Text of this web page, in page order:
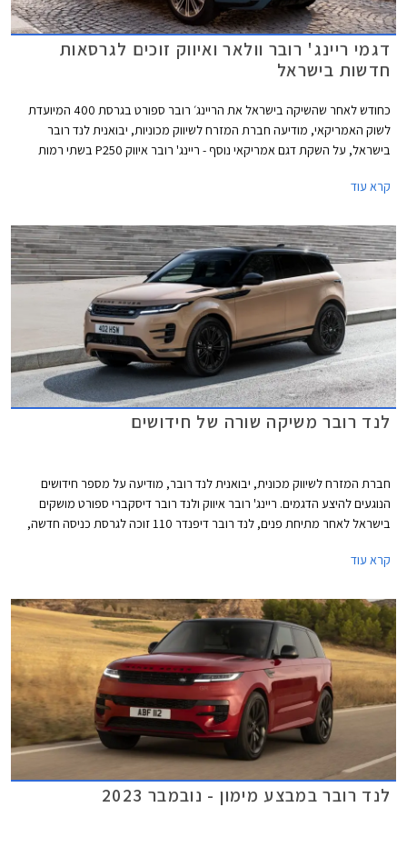
דגמי ריינג' רובר וולאר ואיווק זוכים לגרסאות
חדשות בישראל
כחודש לאחר שהשיקה בישראל את הריינג׳ רובר ספורט בגרסת 400 המיועדת
לשוק האמריקאי, מודיעה חברת המזרח לשיווק מכוניות, יבואנית לנד רובר
בישראל, על השקת דגם אמריקאי נוסף - ריינג' רובר איווק P250 בשתי רמות
הדגמים מציעים כעת תמורה עדיפה עם מפרט משכנע יותר במחירים נגישים
קרא עוד
לנד רובר משיקה שורה של חידושים
חברת המזרח לשיווק מכונית, יבואנית לנד רובר, מודיעה על מספר חידושים
הנוגעים להיצע הדגמים. ריינג' רובר איווק ולנד רובר דיסקברי ספורט מושקים
בישראל לאחר מתיחת פנים, לנד רובר דיפנדר 110 זוכה לגרסת כניסה חדשה,
21 ביוני ותציע הנחות ממחיר המחירון לצד הטבות מימון וטרייד-אין.
קרא עוד
לנד רובר במבצע מימון - נובמבר 2023